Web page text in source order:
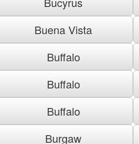
Buena Vista
Buffalo
Buffalo
Buffalo
Burgaw